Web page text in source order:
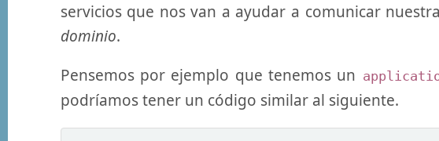
servicios que nos van a ayudar a comunicar
dominio.
Pensemos por ejemplo que tenemos un
podríamos tener un código similar al siguiente.